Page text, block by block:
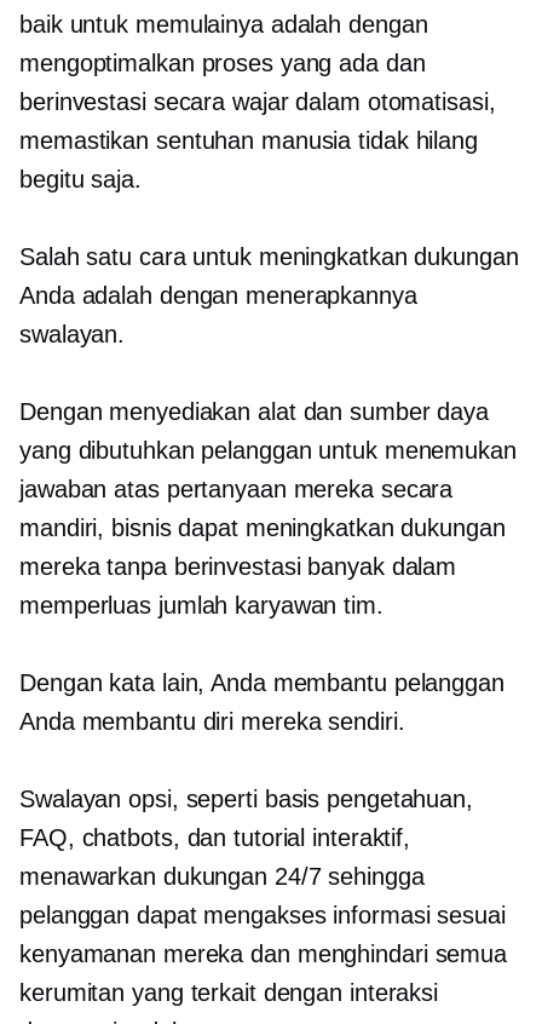
baik untuk memulainya adalah dengan
mengoptimalkan proses yang ada dan
berinvestasi secara wajar dalam otomatisasi,
memastikan sentuhan manusia tidak hilang
begitu saja.
Salah satu cara untuk meningkatkan dukungan
Anda adalah dengan menerapkannya
swalayan.
Dengan menyediakan alat dan sumber daya
yang dibutuhkan pelanggan untuk menemukan
jawaban atas pertanyaan mereka secara
mandiri, bisnis dapat meningkatkan dukungan
mereka tanpa berinvestasi banyak dalam
memperluas jumlah karyawan tim.
Dengan kata lain, Anda membantu pelanggan
Anda membantu diri mereka sendiri.
Swalayan opsi, seperti basis pengetahuan,
FAQ, chatbots, dan tutorial interaktif,
menawarkan dukungan 24/7 sehingga
pelanggan dapat mengakses informasi sesuai
kenyamanan mereka dan menghindari semua
kerumitan yang terkait dengan interaksi